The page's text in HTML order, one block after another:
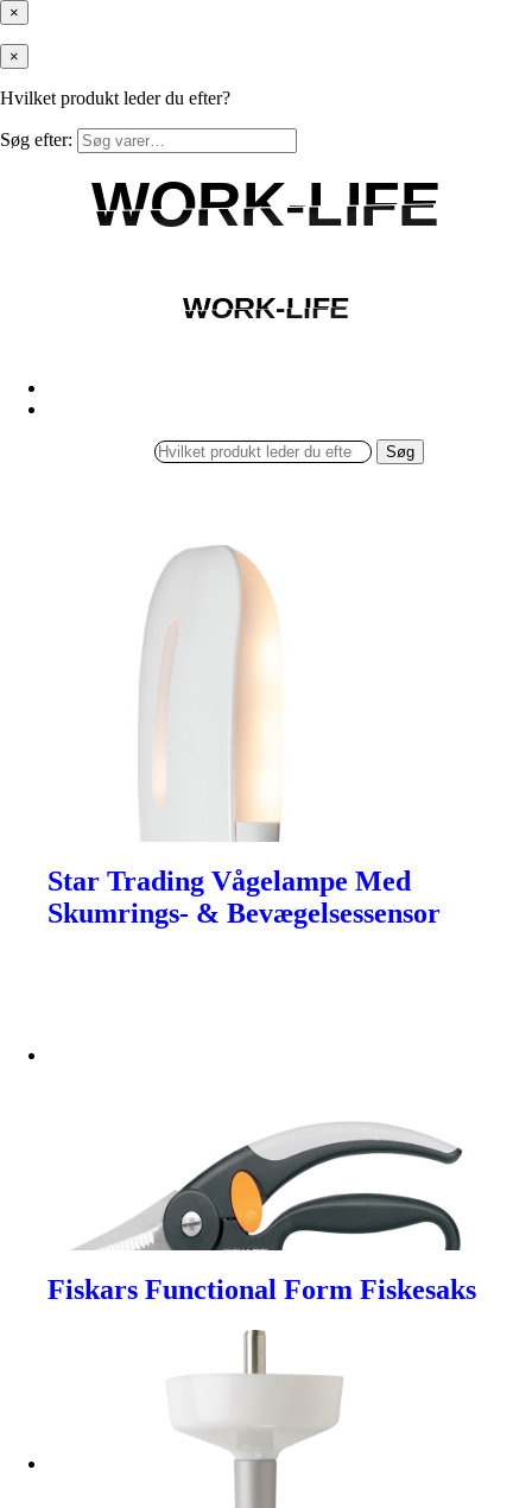
×
×
Hvilket produkt leder du efter?
Søg efter:
WORK-LIFE
WORK-LIFE
WORK-LIFE
WORK-LIFE
Søg
Star Trading Vågelampe Med
Skumrings- & Bevægelsessensor
Fiskars Functional Form Fiskesaks